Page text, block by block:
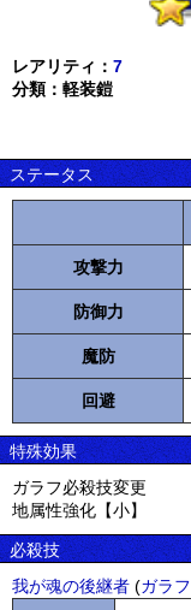
レアリティ： 7
分類：軽装鎧
ステータス
攻撃力
防御力
魔防
回避
特殊効果
ガラフ必殺技変更
地属性強化【小】
必殺技
我が魂の後継者 (ガラフ